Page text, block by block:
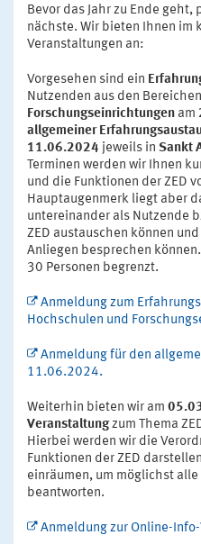
Bevor das Jahr zu Ende
nächste. Wir bieten Ihnen im
Veranstaltungen an:
Vorgesehen sind ein
Nutzenden aus den Bereichen
Forschungseinrichtungen am
allgemeiner
11.06.2024 jeweils in Sankt
Terminen werden wir Ihnen
und die Funktionen der ZED
Hauptaugenmerk liegt aber
untereinander als Nutzende
ZED austauschen können
Anliegen besprechen
30 Personen begrenzt.
Anmeldung zum
Hochschulen und
Anmeldung für den
11.06.2024.
Weiterhin bieten wir am
Veranstaltungzum Thema
Hierbei werden wir die
Funktionen der ZED
einräumen, um möglichst
beantworten.
Anmeldung zur Online-